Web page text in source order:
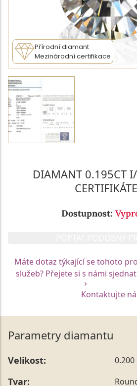
Přírodní diamant
Mezinárodní certifikace
DIAMANT 0.195CT
Dostupnost:
Máte dotaz týkající se tohoto
služeb? Přejete si s námi
Kontaktujte
Parametry diamantu
Velikost: 0.200
Tvar: